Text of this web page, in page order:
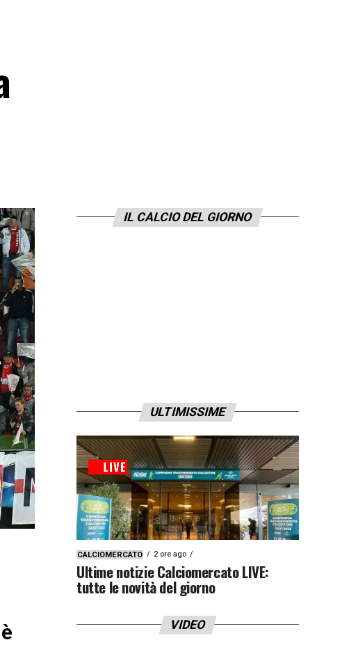
IL CALCIO DEL GIORNO
ULTIMISSIME
CALCIOMERCATO 2 ore ago
Ultime notizie Calciomercato LIVE:
tutte le novità del giorno
VIDEO